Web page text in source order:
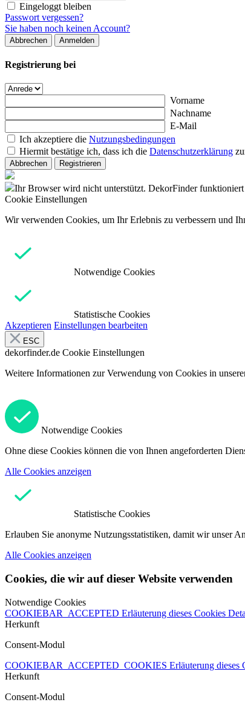
Eingeloggt bleiben
Passwort vergessen?
Sie haben noch keinen Account?
Abbrechen Anmelden
Registrierung bei
Vorname
Nachname
E-Mail
Ich akzeptiere die Nutzungsbedingungen
Hiermit bestätige ich, dass ich die Datenschutzerklärung
Abbrechen Registrieren
Ihr Browser wird nicht unterstützt. DekorFinder
Cookie Einstellungen
Wir verwenden Cookies, um Ihr Erlebnis zu verbessern und
Notwendige Cookies
Statistische Cookies
Akzeptieren Einstellungen bearbeiten
ESC
dekorfinder.de Cookie Einstellungen
Weitere Informationen zur Verwendung von Cookies in
Notwendige Cookies
Ohne diese Cookies können die von Ihnen angeforderten
Alle Cookies anzeigen
Statistische Cookies
Erlauben Sie anonyme Nutzungsstatistiken, damit wir unser
Alle Cookies anzeigen
Cookies, die wir auf dieser Website verwenden
Notwendige Cookies
COOKIEBAR_ACCEPTED Erläuterung dieses Cookies
Herkunft
Consent-Modul
COOKIEBAR_ACCEPTED_COOKIES Erläuterung dieses
Herkunft
Consent-Modul